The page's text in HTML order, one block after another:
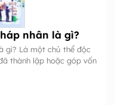
nhân là gì?
gì? Là một chủ thể độc
thành lập hoặc góp vốn